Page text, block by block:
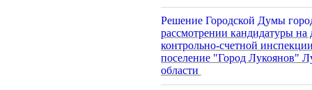
Решение Городской Думы
рассмотрении кандидатуры на
контрольно-счетной
поселение "Город Лукоянов"
области